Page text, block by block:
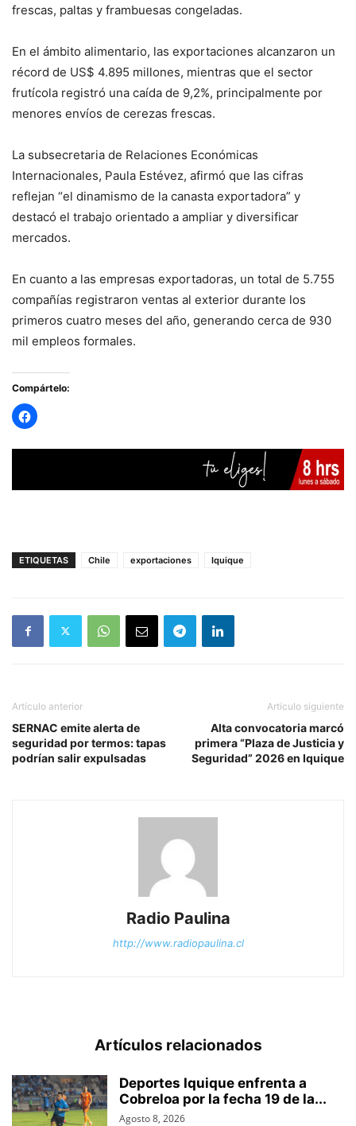
frescas, paltas y frambuesas congeladas.
En el ámbito alimentario, las exportaciones alcanzaron un
récord de US$ 4.895 millones, mientras que el sector
frutícola registró una caída de 9,2%, principalmente por
menores envíos de cerezas frescas.
La subsecretaria de Relaciones Económicas
Internacionales, Paula Estévez, afirmó que las cifras
reflejan “el dinamismo de la canasta exportadora” y
destacó el trabajo orientado a ampliar y diversificar
mercados.
En cuanto a las empresas exportadoras, un total de 5.755
compañías registraron ventas al exterior durante los
primeros cuatro meses del año, generando cerca de 930
mil empleos formales.
Compártelo:
ETIQUETAS Chile exportaciones Iquique
Artículo anterior
SERNAC emite alerta de
seguridad por termos: tapas
podrían salir expulsadas
Artículo siguiente
Alta convocatoria marcó
primera “Plaza de Justicia y
Seguridad” 2026 en Iquique
Radio Paulina
http://www.radiopaulina.cl
Artículos relacionados
Deportes Iquique enfrenta a
Cobreloa por la fecha 19 de la...
Agosto 8, 2026